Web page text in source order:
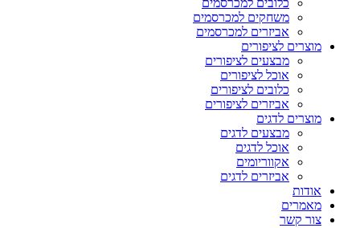
כלובים למכרסמים
משחקים למכרסמים
אביזרים למכרסמים
מוצרים לציפורים
מבצעים לציפורים
אוכל לציפורים
כלובים לציפורים
אביזרים לציפורים
מוצרים לדגים
מבצעים לדגים
אוכל לדגים
אקווריומים
אביזרים לדגים
אודות
מאמרים
צור קשר